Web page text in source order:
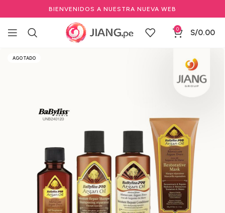
BIENVENIDOS A NUESTRA NUEVA WEB
0 S/0.00
Inicio Marcas Profesionales de Belleza
AGOTADO